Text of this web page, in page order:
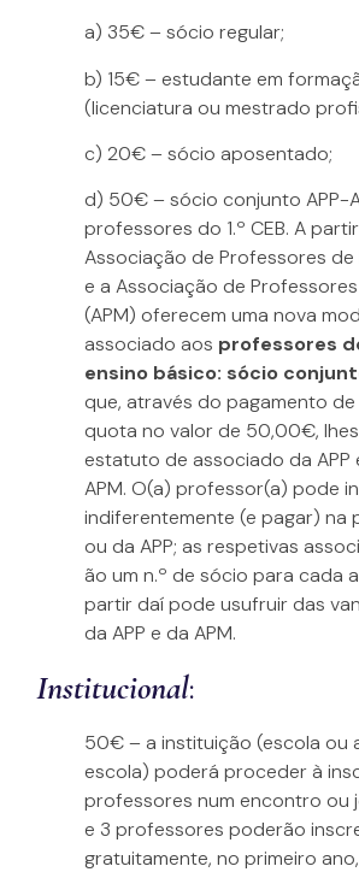
a) 35€ – sócio regular;
b) 15€ – estudante em
(licenciatura ou mestrado
c) 20€ – sócio aposentado;
d) 50€ – sócio conjunto APP-
professores do 1.º CEB. A
Associação de Professores de
e a Associação de
(APM) oferecem uma nova
associado aos professores
ensino básico: sócio
que, através do pagamento de
quota no valor de 50,00€,
estatuto de associado da APP
APM. O(a) professor(a) pode
indiferentemente (e pagar) na
ou da APP; as respetivas
ão um n.º de sócio para cada
partir daí pode usufruir das
da APP e da APM.
Institucional:
50€ – a instituição (escola ou
escola) poderá proceder à
professores num encontro ou
e 3 professores poderão
gratuitamente, no primeiro